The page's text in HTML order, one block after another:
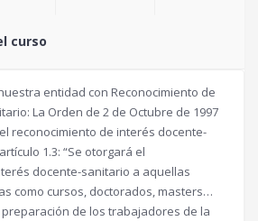
curso
entidad con Reconocimiento de
La Orden de 2 de Octubre de 1997
reconocimiento de interés docente-
1.3: “Se otorgará el
docente-sanitario a aquellas
como cursos, doctorados, masters…
de los trabajadores de la